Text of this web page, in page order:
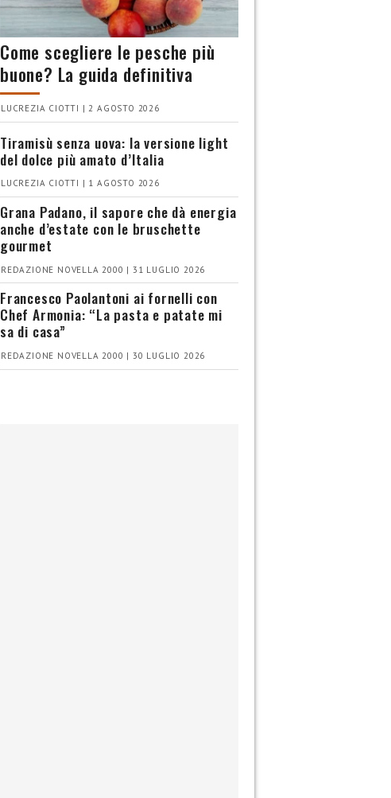
Come scegliere le pesche più
buone? La guida definitiva
LUCREZIA CIOTTI | 2 AGOSTO 2026
Tiramisù senza uova: la versione light
del dolce più amato d’Italia
LUCREZIA CIOTTI | 1 AGOSTO 2026
Grana Padano, il sapore che dà energia
anche d’estate con le bruschette
gourmet
REDAZIONE NOVELLA 2000 | 31 LUGLIO 2026
Francesco Paolantoni ai fornelli con
Chef Armonia: “La pasta e patate mi
sa di casa”
REDAZIONE NOVELLA 2000 | 30 LUGLIO 2026